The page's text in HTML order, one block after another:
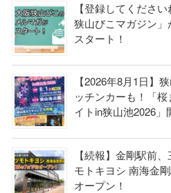
【登録してくださ
狭山びこマガジン
スタート！
【2026年8月1日】
ッチンカーも！「
イトin狭山池2026」
【続報】金剛駅前
モトキヨシ 南海金
オープン！